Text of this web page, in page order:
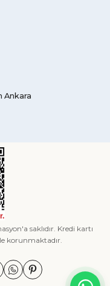
Ankara
saklıdır. Kredi kartı
korunmaktadır.